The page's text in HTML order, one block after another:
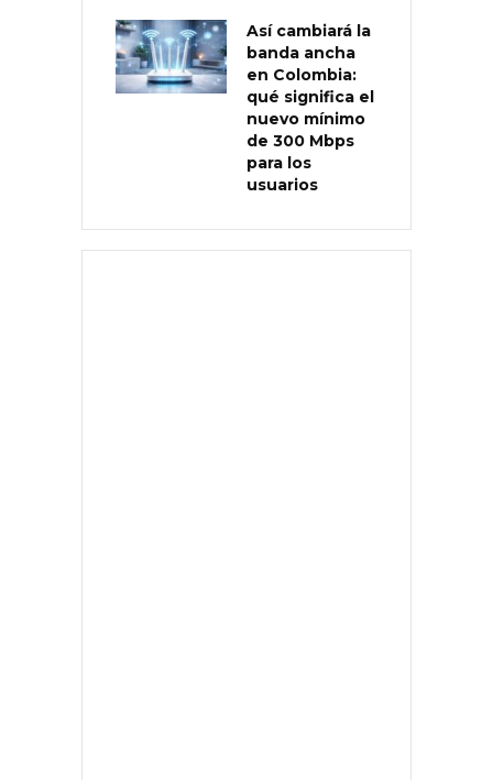
Así cambiará la
banda ancha
en Colombia:
qué significa el
nuevo mínimo
de 300 Mbps
para los
usuarios